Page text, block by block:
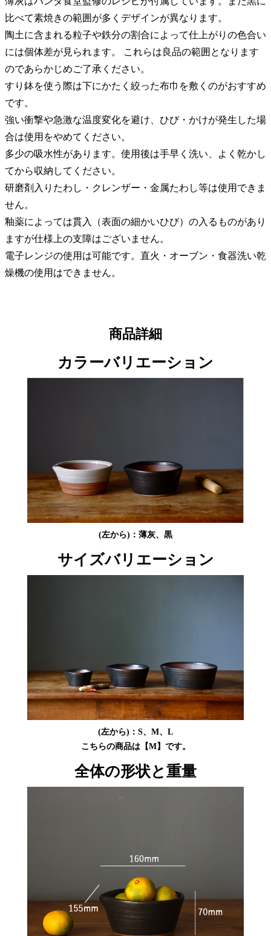
比べて素焼きの範囲が多くデザインが異なります。
陶土に含まれる粒子や鉄分の割合によって仕上がりの色合い
には個体差が見られます。 これらは良品の範囲となります
のであらかじめご了承ください。
すり鉢を使う際は下にかたく絞った布巾を敷くのがおすすめ
です。
強い衝撃や急激な温度変化を避け、ひび・かけが発生した場
合は使用をやめてください。
多少の吸水性があります。使用後は手早く洗い、よく乾かし
てから収納してください。
研磨剤入りたわし・クレンザー・金属たわし等は使用できま
せん。
釉薬によっては貫入（表面の細かいひび）の入るものがあり
ますが仕様上の支障はございません。
電子レンジの使用は可能です。直火・オーブン・食器洗い乾
燥機の使用はできません。
商品詳細
カラーバリエーション
(左から)：薄灰、黒
サイズバリエーション
(左から)：S、M、L
こちらの商品は【M】です。
全体の形状と重量